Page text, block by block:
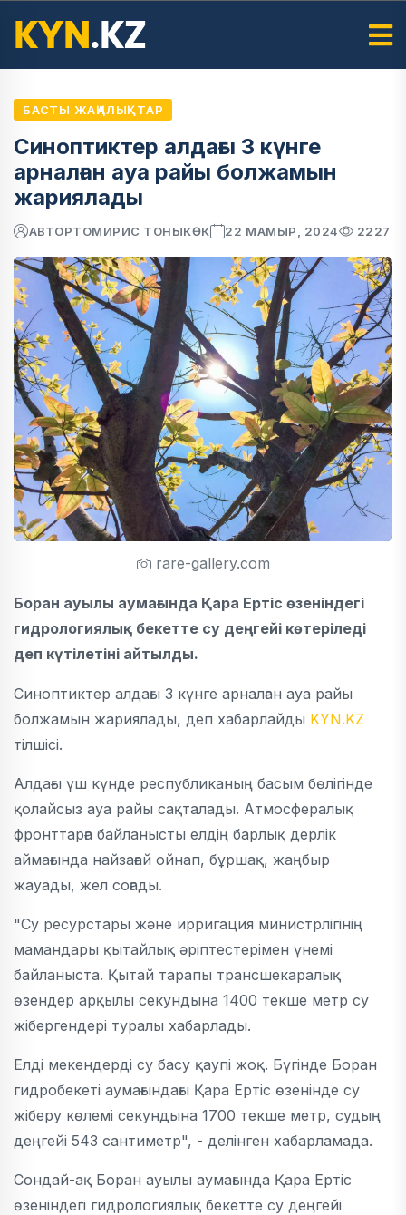
БАСТЫ ЖАҢАЛЫҚТАР
Синоптиктер алдағы 3 күнге
арналған ауа райы болжамын
жариялады
АВТОРТОМИРИС ТОНЫКӨК 22 МАМЫР, 2024 2227
rare-gallery.com
Боран ауылы аумағында Қара Ертіс өзеніндегі
гидрологиялық бекетте су деңгейі көтеріледі
деп күтілетіні айтылды.
Синоптиктер алдағы 3 күнге арналған ауа райы
болжамын жариялады, деп хабарлайды KYN.KZ
тілшісі.
Алдағы үш күнде республиканың басым бөлігінде
қолайсыз ауа райы сақталады. Атмосфералық
фронттарға байланысты елдің барлық дерлік
аймағында найзағай ойнап, бұршақ, жаңбыр
жауады, жел соғады.
"Су ресурстары және ирригация министрлігінің
мамандары қытайлық әріптестерімен үнемі
байланыста. Қытай тарапы трансшекаралық
өзендер арқылы секундына 1400 текше метр су
жібергендері туралы хабарлады.
Елді мекендерді су басу қаупі жоқ. Бүгінде Боран
гидробекеті аумағындағы Қара Ертіс өзенінде су
жіберу көлемі секундына 1700 текше метр, судың
деңгейі 543 сантиметр", - делінген хабарламада.
Сондай-ақ Боран ауылы аумағында Қара Ертіс
өзеніндегі гидрологиялық бекетте су деңгейі